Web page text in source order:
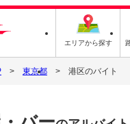
エリアから探す
東京都 港区のバイト